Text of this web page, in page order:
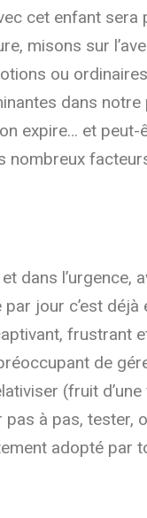
cet enfant sera
misons sur
ou
dans
expire… et
nombreux
dans l’urgence,
par jour c’est
frustrant
de
(fruit d’une
pas à pas, tester,
adopté par